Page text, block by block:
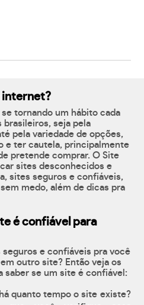
internet?
tornando um hábito cada
seja pela
pela variedade de opções,
e ter cautela, principalmente
pretende comprar. O Site
sites desconhecidos e
sites seguros e confiáveis,
medo, além de dicas pra
é confiável para
seguros e confiáveis pra você
outro site? Então veja os
saber se um site é confiável:
quanto tempo o site existe?